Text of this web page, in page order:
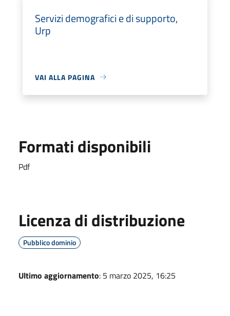
Servizi demografici e di supporto,
Urp
VAI ALLA PAGINA
Formati disponibili
Pdf
Licenza di distribuzione
Pubblico dominio
Ultimo aggiornamento: 5 marzo 2025, 16:25